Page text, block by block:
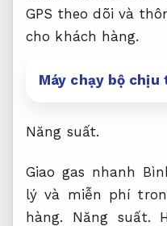
GPS theo dõi và
cho khách hàng.
Máy chạy bộ
Năng suất.
Giao gas nhanh
lý và miễn phí
hàng. Năng suất.